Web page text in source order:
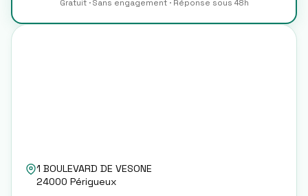
Gratuit · Sans engagement · Réponse sous 48h
1 BOULEVARD DE VESONE
24000 Périgueux